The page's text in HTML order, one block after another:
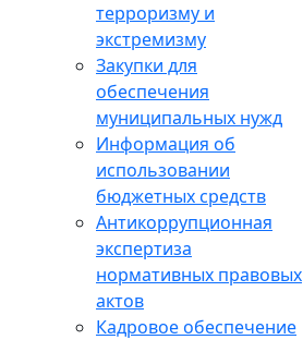
терроризму и
экстремизму
Закупки для
обеспечения
муниципальных нужд
Информация об
использовании
бюджетных средств
Антикоррупционная
экспертиза
нормативных правовых
актов
Кадровое обеспечение